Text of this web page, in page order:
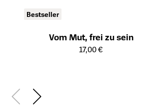
Bestseller
Vom Mut, frei zu sein
Öffnet die Detailseite des Produkts
17,00 €